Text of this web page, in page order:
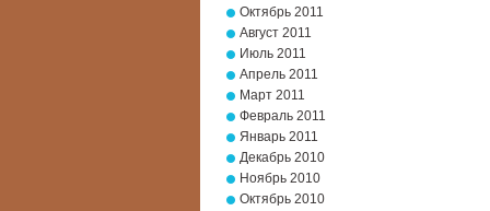
Октябрь 2011
Август 2011
Июль 2011
Апрель 2011
Март 2011
Февраль 2011
Январь 2011
Декабрь 2010
Ноябрь 2010
Октябрь 2010